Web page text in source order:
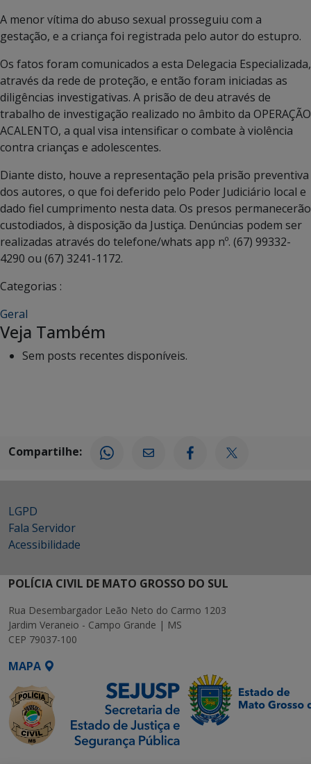
A menor vítima do abuso sexual prosseguiu com a
gestação, e a criança foi registrada pelo autor do estupro.
Os fatos foram comunicados a esta Delegacia Especializada,
através da rede de proteção, e então foram iniciadas as
diligências investigativas. A prisão de deu através de
trabalho de investigação realizado no âmbito da OPERAÇÃO
ACALENTO, a qual visa intensificar o combate à violência
contra crianças e adolescentes.
Diante disto, houve a representação pela prisão preventiva
dos autores, o que foi deferido pelo Poder Judiciário local e
dado fiel cumprimento nesta data. Os presos permanecerão
custodiados, à disposição da Justiça. Denúncias podem ser
realizadas através do telefone/whats app nº. (67) 99332-
4290 ou (67) 3241-1172.
Categorias :
Geral
Veja Também
Sem posts recentes disponíveis.
Compartilhe:
LGPD
Fala Servidor
Acessibilidade
POLÍCIA CIVIL DE MATO GROSSO DO SUL
Rua Desembargador Leão Neto do Carmo 1203
Jardim Veraneio - Campo Grande | MS
CEP 79037-100
MAPA